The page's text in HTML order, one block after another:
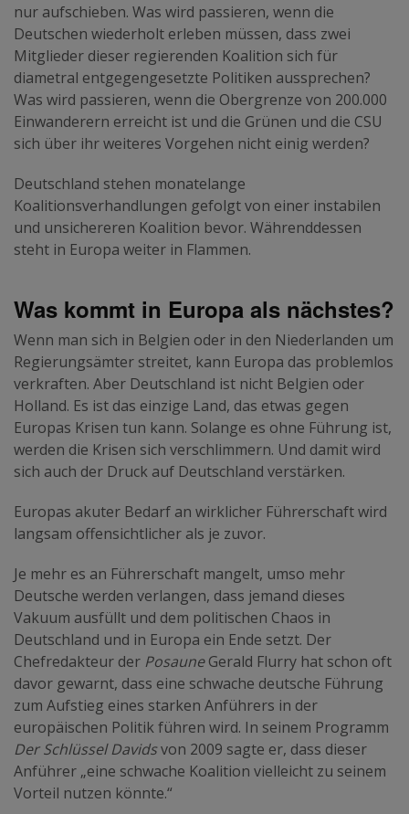
nur aufschieben. Was wird passieren, wenn die
Deutschen wiederholt erleben müssen, dass zwei
Mitglieder dieser regierenden Koalition sich für
diametral entgegengesetzte Politiken aussprechen?
Was wird passieren, wenn die Obergrenze von 200.000
Einwanderern erreicht ist und die Grünen und die CSU
sich über ihr weiteres Vorgehen nicht einig werden?
Deutschland stehen monatelange
Koalitionsverhandlungen gefolgt von einer instabilen
und unsichereren Koalition bevor. Währenddessen
steht in Europa weiter in Flammen.
Was kommt in Europa als nächstes?
Wenn man sich in Belgien oder in den Niederlanden um
Regierungsämter streitet, kann Europa das problemlos
verkraften. Aber Deutschland ist nicht Belgien oder
Holland. Es ist das einzige Land, das etwas gegen
Europas Krisen tun kann. Solange es ohne Führung ist,
werden die Krisen sich verschlimmern. Und damit wird
sich auch der Druck auf Deutschland verstärken.
Europas akuter Bedarf an wirklicher Führerschaft wird
langsam offensichtlicher als je zuvor.
Je mehr es an Führerschaft mangelt, umso mehr
Deutsche werden verlangen, dass jemand dieses
Vakuum ausfüllt und dem politischen Chaos in
Deutschland und in Europa ein Ende setzt. Der
Chefredakteur der PosauneGerald Flurry hat schon oft
davor gewarnt, dass eine schwache deutsche Führung
zum Aufstieg eines starken Anführers in der
europäischen Politik führen wird. In seinem Programm
Der Schlüssel Davidsvon 2009 sagte er, dass dieser
Anführer „eine schwache Koalition vielleicht zu seinem
Vorteil nutzen könnte.“